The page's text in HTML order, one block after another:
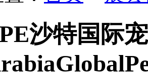
沙特国际